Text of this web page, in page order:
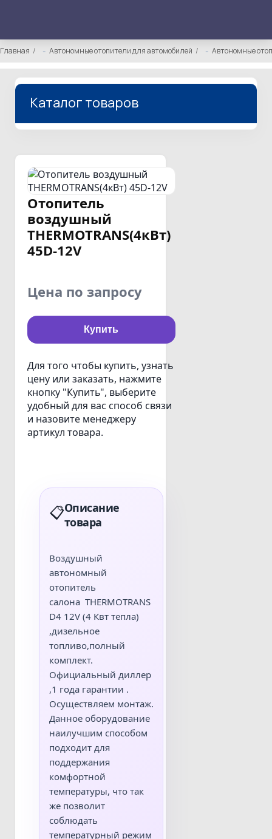
Главная Автономные отопители для автомобилей Автономные
Каталог товаров
Отопитель
воздушный
THERMOTRANS(4кВт)
45D-12V
Цена по запросу
Купить
Для того чтобы купить, узнать
цену или заказать, нажмите
кнопку "Купить", выберите
удобный для вас способ связи
и назовите менеджеру
артикул товара.
📋Описание
товара
Воздушный
автономный
отопитель
салона THERMOTRANS
D4 12V (4 Квт тепла)
,дизельное
топливо,полный
комплект.
Официальный диллер
,1 года гарантии .
Осуществляем монтаж.
Данное оборудование
наилучшим способом
подходит для
поддержания
комфортной
температуры, что так
же позволит
соблюдать
температурный режим